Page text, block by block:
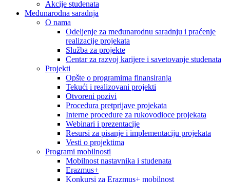
Akcije studenata
Međunarodna saradnja
O nama
Odeljenje za međunarodnu saradnju i praćenje
realizacije projekata
Služba za projekte
Centar za razvoj karijere i savetovanje studenata
Projekti
Opšte o programima finansiranja
Tekući i realizovani projekti
Otvoreni pozivi
Procedura pretprijave projekata
Interne procedure za rukovodioce projekata
Webinari i prezentacije
Resursi za pisanje i implementaciju projekata
Vesti o projektima
Programi mobilnosti
Mobilnost nastavnika i studenata
Erazmus+
Konkursi za Erazmus+ mobilnost